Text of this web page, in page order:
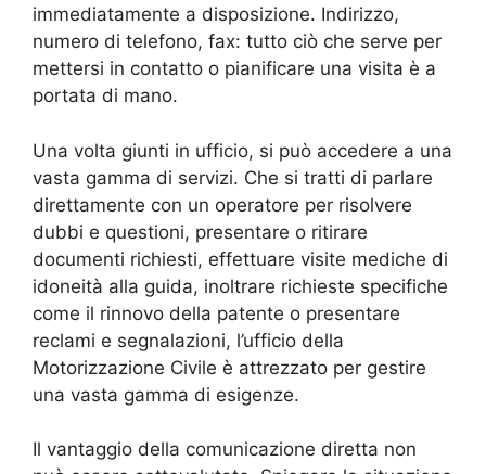
immediatamente a disposizione. Indirizzo,
numero di telefono, fax: tutto ciò che serve per
mettersi in contatto o pianificare una visita è a
portata di mano.
Una volta giunti in ufficio, si può accedere a una
vasta gamma di servizi. Che si tratti di parlare
direttamente con un operatore per risolvere
dubbi e questioni, presentare o ritirare
documenti richiesti, effettuare visite mediche di
idoneità alla guida, inoltrare richieste specifiche
come il rinnovo della patente o presentare
reclami e segnalazioni, l’ufficio della
Motorizzazione Civile è attrezzato per gestire
una vasta gamma di esigenze.
Il vantaggio della comunicazione diretta non